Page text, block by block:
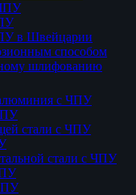
в Швейцарии
способом
шлифованию
с ЧПУ
стали с ЧПУ
стали с ЧПУ